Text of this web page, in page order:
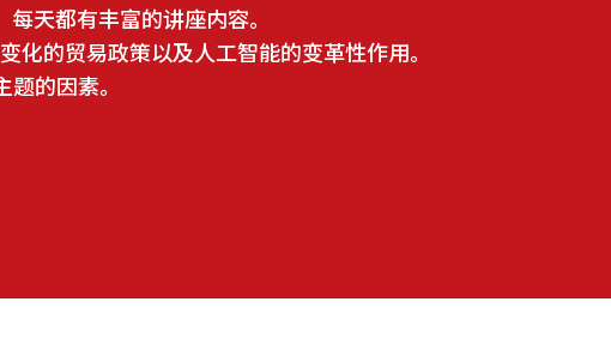
天都有丰富的讲座内容。
的贸易政策以及人工智能的变革性作用。
的因素。